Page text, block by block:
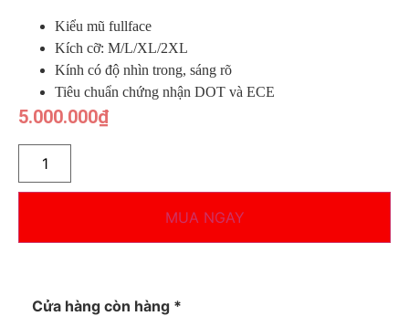
Kiểu mũ fullface
Kích cỡ: M/L/XL/2XL
Kính có độ nhìn trong, sáng rõ
Tiêu chuẩn chứng nhận DOT và ECE
5.000.000₫
MUA NGAY
Cửa hàng còn hàng *